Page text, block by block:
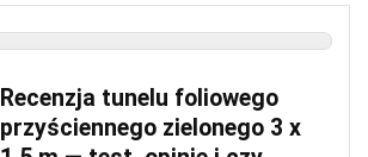
Recenzja tunelu foliowego
przyściennego zielonego 3 x